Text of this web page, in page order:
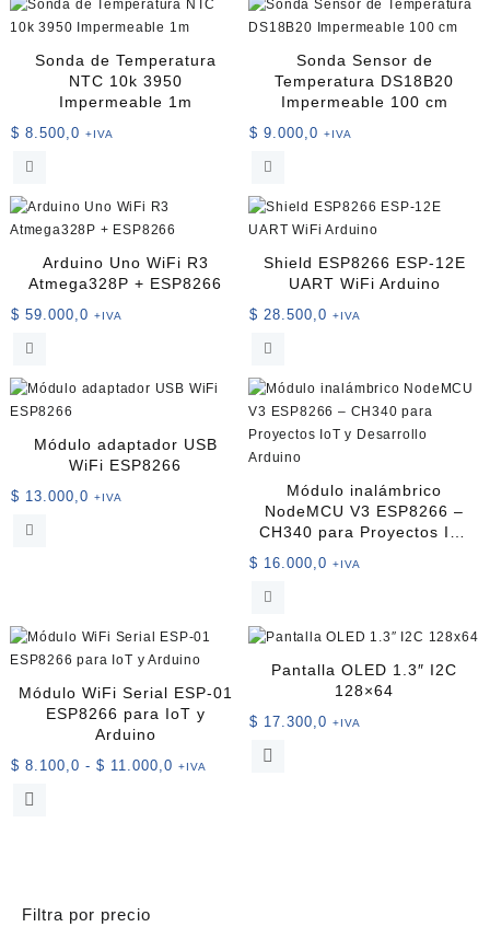
Sonda de Temperatura
NTC 10k 3950
Impermeable 1m
$ 8.500,0 +IVA
Sonda Sensor de
Temperatura DS18B20
Impermeable 100 cm
$ 9.000,0 +IVA
Arduino Uno WiFi R3
Atmega328P + ESP8266
$ 59.000,0 +IVA
Shield ESP8266 ESP-12E
UART WiFi Arduino
$ 28.500,0 +IVA
Módulo adaptador USB
WiFi ESP8266
$ 13.000,0 +IVA
Módulo inalámbrico
NodeMCU V3 ESP8266 –
CH340 para Proyectos IoT
$ 16.000,0 +IVA
Módulo WiFi Serial ESP-01
ESP8266 para IoT y
Arduino
$ 8.100,0 - $ 11.000,0 Rango
+IVA
Este
Las
Pantalla OLED 1.3″ I2C
128×64
$ 17.300,0 +IVA
Este
Filtra por precio